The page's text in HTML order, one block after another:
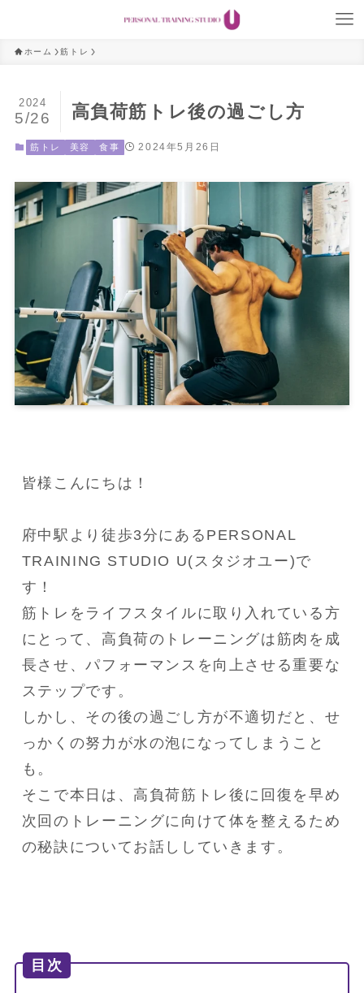
ホーム 筋トレ
高負荷筋トレ後の過ごし方
2024
5/26
筋トレ 美容 食事 2024年5月26日
皆様こんにちは！
府中駅より徒歩3分にあるPERSONAL
TRAINING STUDIO U(スタジオユー)で
す！
筋トレをライフスタイルに取り入れている方
にとって、高負荷のトレーニングは筋肉を成
長させ、パフォーマンスを向上させる重要な
ステップです。
しかし、その後の過ごし方が不適切だと、せ
っかくの努力が水の泡になってしまうこと
も。
そこで本日は、高負荷筋トレ後に回復を早め
次回のトレーニングに向けて体を整えるため
の秘訣についてお話ししていきます。
目次